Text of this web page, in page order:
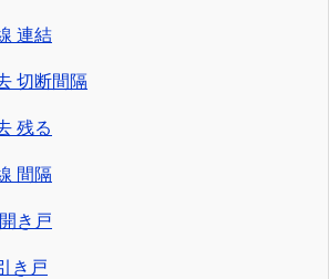
連結
切断間隔
残る
間隔
き戸
き戸